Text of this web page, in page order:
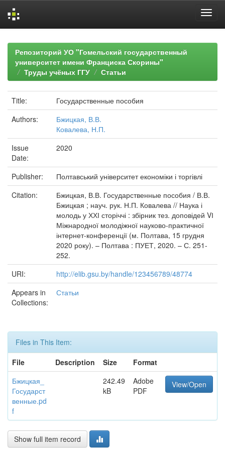
navigationРепозиторий УО "Гомельский государственный
университет имени Франциска Скорины"
Труды учёных ГГУ
Статьи
Title:
Государственные пособия
Authors:
Бжицкая, В.В.
Ковалева, Н.П.
Issue
Date:
2020
Publisher:
Полтавський університет економіки і торгівлі
Citation:
Бжицкая, В.В. Государственные пособия / В.В.
Бжицкая ; науч. рук. Н.П. Ковалева // Наука і
молодь у ХХІ сторіччі : збірник тез. доповідей VІ
Міжнародної молодіжної науково-практичної
інтернет-конференції (м. Полтава, 15 грудня
2020 року). – Полтава : ПУЕТ, 2020. – С. 251-
252.
URI:
http://elib.gsu.by/handle/123456789/48774
Appears in
Collections:
Статьи
Files in This Item:
File
Description Size
Format
Бжицкая_
Государст
венные.pd
f
242.49
kB
Adobe
PDF
View/Open
Show full item record